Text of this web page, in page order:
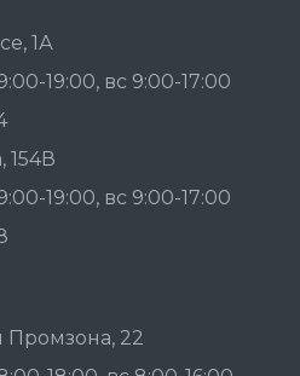
1А
19:00, вс 9:00-17:00
154В
19:00, вс 9:00-17:00
Промзона, 22